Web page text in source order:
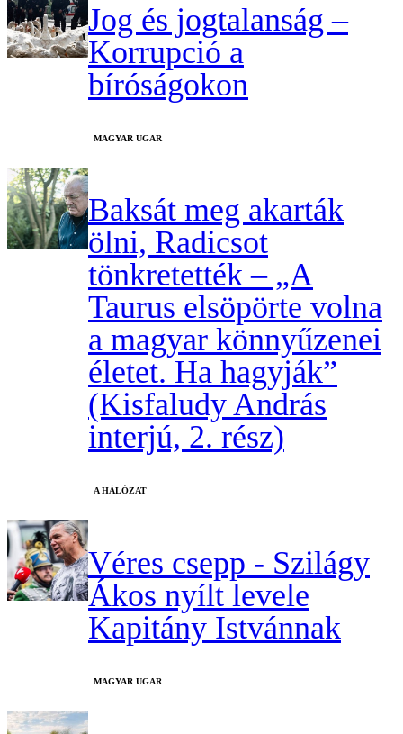
Jog és jogtalanság –
Korrupció a
bíróságokon
MAGYAR UGAR
Baksát meg akarták
ölni, Radicsot
tönkretették – „A
Taurus elsöpörte volna
a magyar könnyűzenei
életet. Ha hagyják”
(Kisfaludy András
interjú, 2. rész)
A HÁLÓZAT
Véres csepp - Szilágy
Ákos nyílt levele
Kapitány Istvánnak
MAGYAR UGAR